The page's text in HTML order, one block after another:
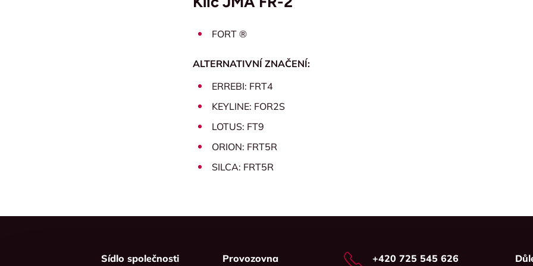
FORT ®
ALTERNATIVNÍ ZNAČENÍ:
ERREBI: FRT4
KEYLINE: FOR2S
LOTUS: FT9
ORION: FRT5R
SILCA: FRT5R
Sídlo společnosti Provozovna
+420 725 545 626